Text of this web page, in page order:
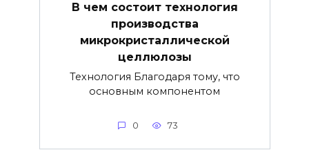
В чем состоит технология
производства
микрокристаллической
целлюлозы
Технология Благодаря тому, что
основным компонентом
0 73